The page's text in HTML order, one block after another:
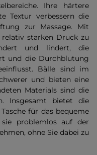
Ihre härtere
Textur verbessern die
zur Massage. Mit
starken Druck zu
und lindert, die
und die Durchblutung
Bälle sind im
und bieten eine
Materials sind die
Insgesamt bietet die
für das bequeme
problemlos auf der
ohne Sie dabei zu